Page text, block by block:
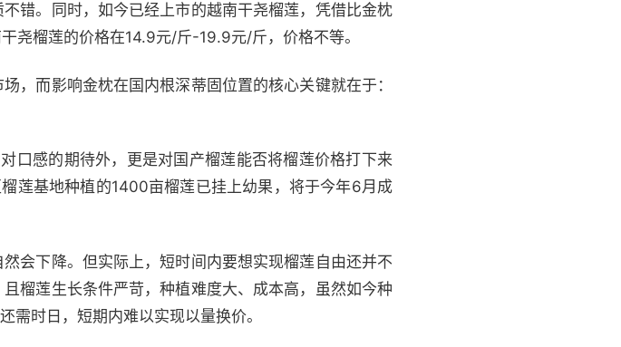
错。同时，如今已经上市的越南干尧榴莲，凭借比金枕
尧榴莲的价格在14.9元/斤-19.9元/斤，价格不等。
，而影响金枕在国内根深蒂固位置的核心关键就在于：
口感的期待外，更是对国产榴莲能否将榴莲价格打下来
莲基地种植的1400亩榴莲已挂上幼果，将于今年6月成
会下降。但实际上，短时间内要想实现榴莲自由还并不
榴莲生长条件严苛，种植难度大、成本高，虽然如今种
时日，短期内难以实现以量换价。